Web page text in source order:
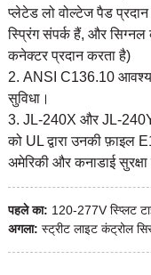
प्लेटेड लो वोल्टेज पैड
स्प्रिंग संपर्क हैं, और
कनेक्टर प्रदान करता है)
2. ANSI C136.10
सुविधा।
3. JL-240X और JL-240Y
को UL द्वारा उनकी
अमेरिकी और कनाडाई
पहले का: 120-277V स्प्लिट
अगला: स्ट्रीट लाइट कंट्रोल